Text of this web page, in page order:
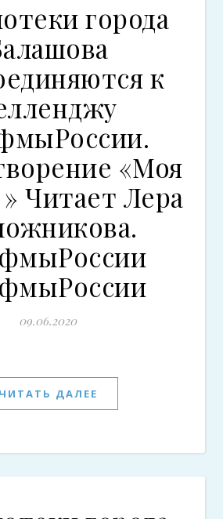
города
к
«Моя
Читает Лера
09.06.2020
ЧИТАТЬ ДАЛЕЕ